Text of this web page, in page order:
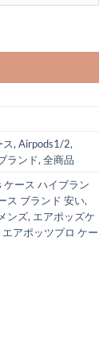
, Airpods1/2,
ランド, 全商品
ケース ハイブラン
ス ブランド 安い,
ンズ, エアポッズケ
エアポッツプロ ケー